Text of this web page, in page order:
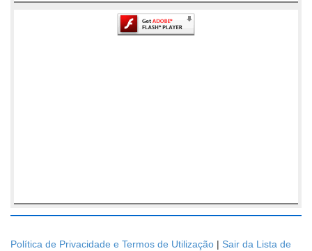
Política de Privacidade e Termos de Utilização | Sair da Lista de